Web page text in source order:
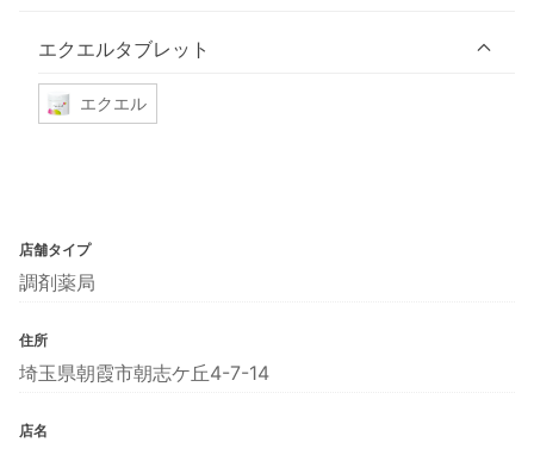
エクエルタブレット
エクエル
店舗タイプ
調剤薬局
住所
埼玉県朝霞市朝志ケ丘4-7-14
店名